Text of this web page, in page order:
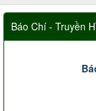
Báo Chí - Truyền